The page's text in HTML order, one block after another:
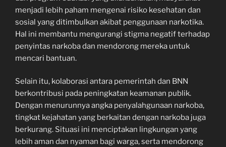
menjadi lebih paham mengenai risiko kesehatan dan
sosial yang ditimbulkan akibat penggunaan narkotika.
Hal ini membantu mengurangi stigma negatif terhadap
penyintas narkoba dan mendorong mereka untuk
mencari bantuan.
Selain itu, kolaborasi antara pemerintah dan BNN
berkontribusi pada peningkatan keamanan publik.
Dengan menurunnya angka penyalahgunaan narkoba,
tingkat kejahatan yang berkaitan dengan narkoba juga
berkurang. Situasi ini menciptakan lingkungan yang
lebih aman dan nyaman bagi warga, serta mendorong